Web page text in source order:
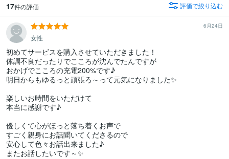
17件の評価 評価で絞り込む
6月24日
女性
初めてサービスを購入させていただきました！
体調不良だったりでこころが沈んでたんですが
おかげでこころの充電200%です♪
明日からもゆるっと頑張ろ～って元気になりました✨
楽しいお時間をいただけて
本当に感謝です♪
優しくて心がほっと落ち着くお声で
すごく親身にお話聞いてくださるので
安心して色々お話出来ました♪
またお話したいです～✨